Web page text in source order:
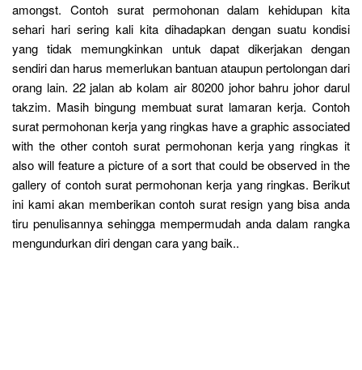
amongst. Contoh surat permohonan dalam kehidupan kita
sehari hari sering kali kita dihadapkan dengan suatu kondisi
yang tidak memungkinkan untuk dapat dikerjakan dengan
sendiri dan harus memerlukan bantuan ataupun pertolongan dari
orang lain. 22 jalan ab kolam air 80200 johor bahru johor darul
takzim. Masih bingung membuat surat lamaran kerja. Contoh
surat permohonan kerja yang ringkas have a graphic associated
with the other contoh surat permohonan kerja yang ringkas it
also will feature a picture of a sort that could be observed in the
gallery of contoh surat permohonan kerja yang ringkas. Berikut
ini kami akan memberikan contoh surat resign yang bisa anda
tiru penulisannya sehingga mempermudah anda dalam rangka
mengundurkan diri dengan cara yang baik..